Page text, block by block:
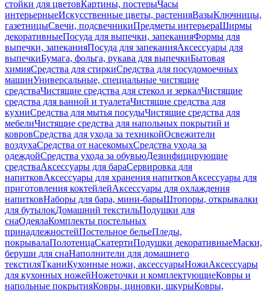
стойки для цветовКартины, постерыЧасы
интерьерныеИскусственные цветы, растенияВазыКлючницы,
газетницыСвечи, подсвечникиПредметы интерьераШирмы
декоративныеПосуда для выпечки, запеканияФормы для
выпечки, запеканияПосуда для запеканияАксессуары для
выпечкиБумага, фольга, рукава для выпечкиБытовая
химияСредства для стиркиСредства для посудомоечных
машинУниверсальные, специальные чистящие
средстваЧистящие средства для стекол и зеркалЧистящие
средства для ванной и туалетаЧистящие средства для
кухниСредства для мытья посудыЧистящие средства для
мебелиЧистящие средства для напольных покрытий и
ковровСредства для ухода за техникойОсвежители
воздухаСредства от насекомыхСредства ухода за
одеждойСредства ухода за обувьюДезинфицирующие
средстваАксессуары для бараСервировка для
напитковАксессуары для хранения напитковАксессуары для
приготовления коктейлейАксессуары для охлаждения
напитковНаборы для бара, мини-барыШтопоры, открывалки
для бутылокДомашний текстильПодушки для
снаОдеялаКомплекты постельных
принадлежностейПостельное бельеПледы,
покрывалаПолотенцаСкатертиПодушки декоративныеМаски,
беруши для снаНаполнители для домашнего
текстиляТканиКухонные ножи, аксессуарыНожиАксессуары
для кухонных ножейНожеточки и комплектующиеКовры и
напольные покрытияКовры, циновки, шкурыКовры,